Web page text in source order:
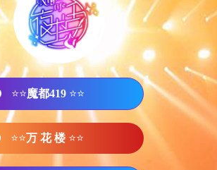
⭐⭐魔都419 ⭐⭐
⭐⭐万 花 楼 ⭐⭐